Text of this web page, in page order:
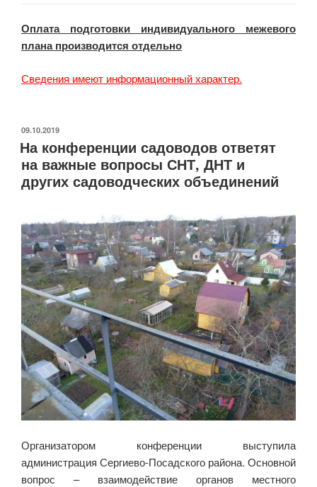
Оплата подготовки индивидуального межевого
плана производится отдельно
Сведения имеют информационный характер.
ОПУБЛИКОВАНО
09.10.2019
На конференции садоводов ответят
на важные вопросы СНТ, ДНТ и
других садоводческих объединений
Организатором конференции выступила
администрация Сергиево-Посадского района. Основной
вопрос – взаимодействие органов местного